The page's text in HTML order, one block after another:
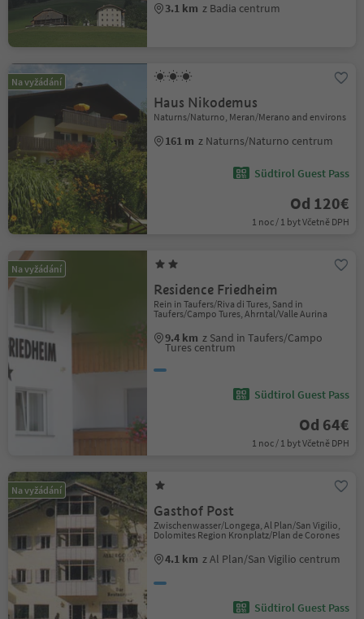
3.1 km z Badia centrum
Na vyžádání
Haus Nikodemus
Naturns/Naturno, Meran/Merano and environs
161 m z Naturns/Naturno centrum
Südtirol Guest Pass
Od 120€
1 noc / 1 byt Včetně DPH
Na vyžádání
Residence Friedheim
Rein in Taufers/Riva di Tures, Sand in
Taufers/Campo Tures, Ahrntal/Valle Aurina
9.4 km z Sand in Taufers/Campo
Tures centrum
Südtirol Guest Pass
Od 64€
1 noc / 1 byt Včetně DPH
Na vyžádání
Gasthof Post
Zwischenwasser/Longega, Al Plan/San Vigilio,
Dolomites Region Kronplatz/Plan de Corones
4.1 km z Al Plan/San Vigilio centrum
Südtirol Guest Pass